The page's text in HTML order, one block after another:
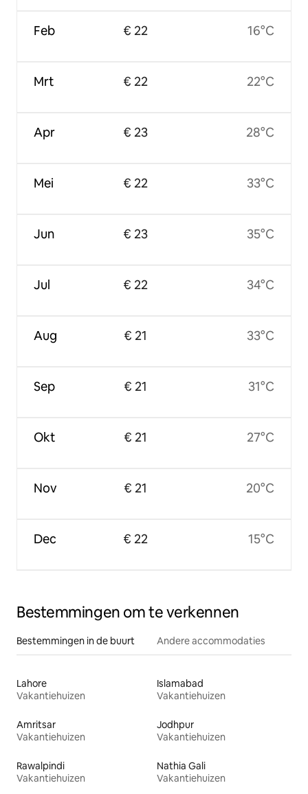
Feb
Mrt
Apr
Mei
Jun
Jul
Aug
Sep
Okt
Nov
Dec
€ 22
€ 22
€ 23
€ 22
€ 23
€ 22
€ 21
€ 21
€ 21
€ 21
€ 22
16°C
22°C
28°C
33°C
35°C
34°C
33°C
31°C
27°C
20°C
15°C
Bestemmingen om te verkennen
Bestemmingen in de buurt Andere accommodaties
Lahore
Vakantiehuizen
Islamabad
Vakantiehuizen
Amritsar
Vakantiehuizen
Jodhpur
Vakantiehuizen
Rawalpindi
Vakantiehuizen
Nathia Gali
Vakantiehuizen